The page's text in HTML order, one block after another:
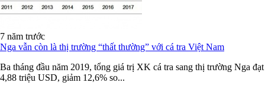
7 năm trước
Nga vẫn còn là thị trường “thất thường” với cá tra Việt Nam
Ba tháng đầu năm 2019, tổng giá trị XK cá tra sang thị trường Nga đạt
4,88 triệu USD, giảm 12,6% so...